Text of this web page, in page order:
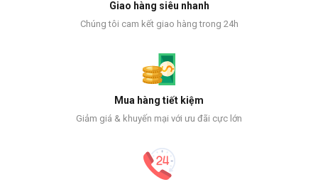
Giao hàng siêu nhanh
Chúng tôi cam kết giao hàng trong 24h
Mua hàng tiết kiệm
Giảm giá & khuyến mại với ưu đãi cực lớn